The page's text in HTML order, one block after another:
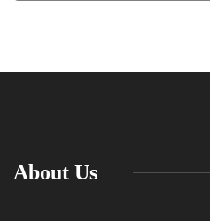
About Us